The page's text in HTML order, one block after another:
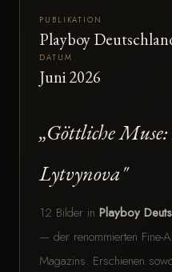
PUBLIKATION
Playboy
DATUM
Juni 2026
„Göttliche
Lytvynova"
12 Bilder in Playboy
— der renommierten Fine-
Magazins. Erschienen